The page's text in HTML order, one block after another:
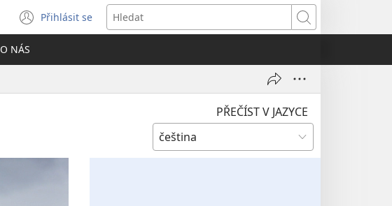
Přihlásit se
(otevřeno
nové
Hledat
O NÁS
PŘEČÍST V JAZYCE